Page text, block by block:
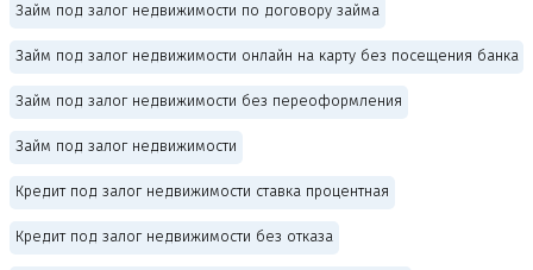
Займ под залог недвижимости по договору займа
Займ под залог недвижимости онлайн на карту без посещения банка
Займ под залог недвижимости без переоформления
Займ под залог недвижимости
Кредит под залог недвижимости ставка процентная
Кредит под залог недвижимости без отказа